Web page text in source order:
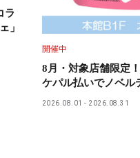
ラ
」
開催中
8月・対象店舗限定
ケパル払いでノベル
2026.08.01 2026.08.31